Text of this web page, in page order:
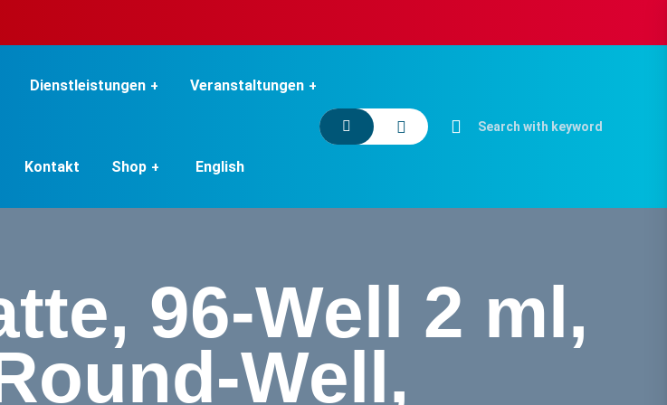
Dienstleistungen Veranstaltungen
Kontakt Shop English
96-Well 2 ml,
Well,